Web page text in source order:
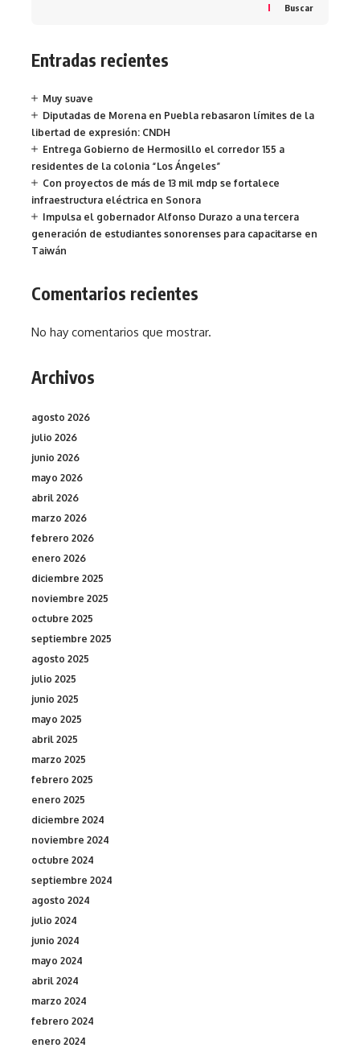
Buscar
Entradas recientes
Muy suave
Diputadas de Morena en Puebla rebasaron límites de la
libertad de expresión: CNDH
Entrega Gobierno de Hermosillo el corredor 155 a
residentes de la colonia “Los Ángeles”
Con proyectos de más de 13 mil mdp se fortalece
infraestructura eléctrica en Sonora
Impulsa el gobernador Alfonso Durazo a una tercera
generación de estudiantes sonorenses para capacitarse en
Taiwán
Comentarios recientes
No hay comentarios que mostrar.
Archivos
agosto 2026
julio 2026
junio 2026
mayo 2026
abril 2026
marzo 2026
febrero 2026
enero 2026
diciembre 2025
noviembre 2025
octubre 2025
septiembre 2025
agosto 2025
julio 2025
junio 2025
mayo 2025
abril 2025
marzo 2025
febrero 2025
enero 2025
diciembre 2024
noviembre 2024
octubre 2024
septiembre 2024
agosto 2024
julio 2024
junio 2024
mayo 2024
abril 2024
marzo 2024
febrero 2024
enero 2024